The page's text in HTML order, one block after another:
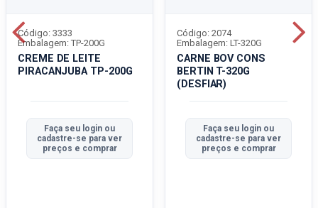
CREME DE LEITE
PIRACANJUBA TP-200G
Código: 3333
Embalagem: TP-200G
Faça seu login ou
cadastre-se para ver
preços e comprar
CARNE BOV CONS
BERTIN T-320G
(DESFIAR)
Código: 2074
Embalagem: LT-320G
Faça seu login ou
cadastre-se para ver
preços e comprar